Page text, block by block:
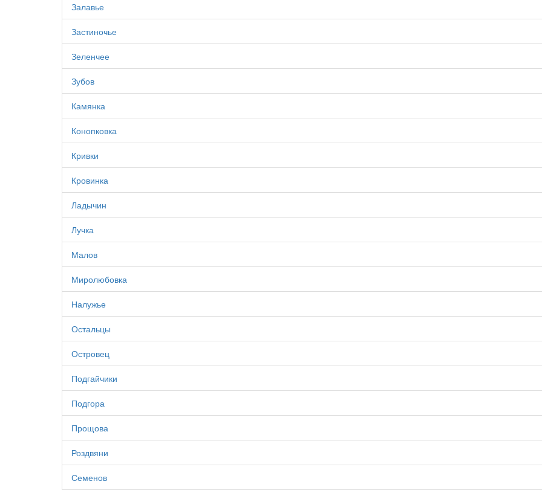
Залавье
Застиночье
Зеленчее
Зубов
Камянка
Конопковка
Кривки
Кровинка
Ладычин
Лучка
Малов
Миролюбовка
Налужье
Остальцы
Островец
Подгайчики
Подгора
Прощова
Роздвяни
Семенов